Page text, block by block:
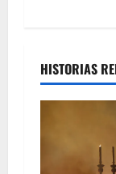
HISTORIAS